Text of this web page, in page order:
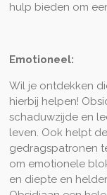
hulp bieden om
Emotioneel:
Wil je ontdekken
hierbij helpen!
schaduwzijde en
leven. Ook helpt
gedragspatronen
om emotionele
en diepte en